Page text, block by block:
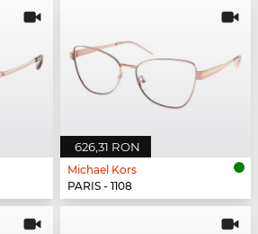
626,31 RON
Michael Kors
PARIS - 1108